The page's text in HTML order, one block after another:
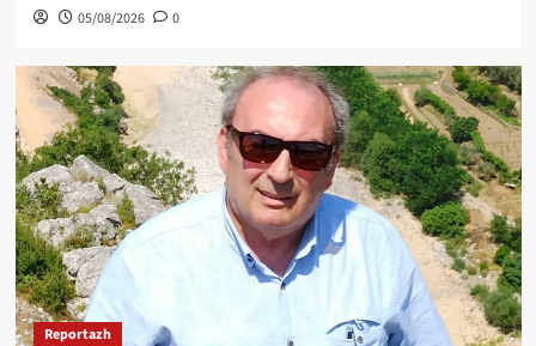
05/08/2026 0
Reportazh